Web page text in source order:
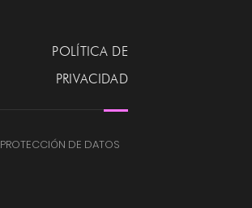
POLÍTICA DE
PRIVACIDAD
PROTECCIÓN DE DATOS